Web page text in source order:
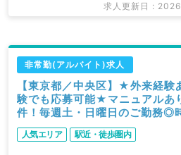
求人更新日 :
非常勤(アルバイト)求人
【東京都／中央区】★外来経験
験でも応募可能★マニュアルあ
件！毎週土・日曜日のご勤務◎
非常勤）
人気エリア 駅近・徒歩圏内